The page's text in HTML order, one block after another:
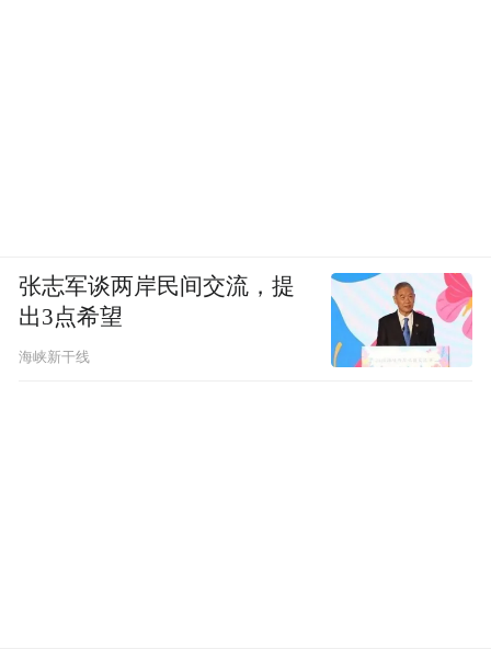
张志军谈两岸民间交流，提
出3点希望
海峡新干线